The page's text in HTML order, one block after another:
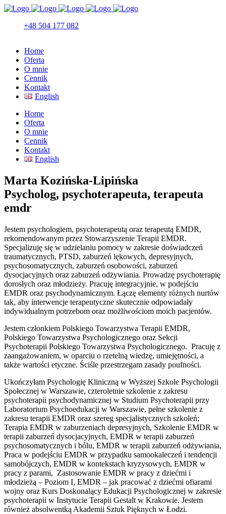
+48 504 177 082
Home
Oferta
O mnie
Cennik
Kontakt
English
Home
Oferta
O mnie
Cennik
Kontakt
English
Marta Kozińska-Lipińska
Psycholog, psychoterapeuta, terapeuta
emdr
Jestem psychologiem, psychoterapeutą oraz terapeutą EMDR,
rekomendowanym przez Stowarzyszenie Terapii EMDR.
Specjalizuję się w udzielaniu pomocy w zakresie doświadczeń
traumatycznych, PTSD, zaburzeń lękowych, depresyjnych,
psychosomatycznych, zaburzeń osobowości, zaburzeń
dysocjacyjnych oraz zaburzeń odżywiania. Prowadzę psychoterapię
dorosłych oraz młodzieży. Pracuję integracyjnie, w podejściu
EMDR oraz psychodynamicznym. Łączę elementy różnych nurtów
tak, aby interwencje terapeutyczne skutecznie odpowiadały
indywidualnym potrzebom oraz możliwościom moich pacjentów.
Jestem członkiem Polskiego Towarzystwa Terapii EMDR,
Polskiego Towarzystwa Psychologicznego oraz Sekcji
Psychoterapii Polskiego Towarzystwa Psychologicznego. Pracuję z
zaangażowaniem, w oparciu o rzetelną wiedzę, umiejętności, a
także wartości etyczne. Ściśle przestrzegam zasady poufności.
Ukończyłam Psychologię Kliniczną w Wyższej Szkole Psychologii
Społecznej w Warszawie, czteroletnie szkolenie z zakresu
psychoterapii psychodynamicznej w Studium Psychoterapii przy
Laboratorium Psychoedukacji w Warszawie, pełne szkolenie z
zakresu terapii EMDR oraz szereg specjalistycznych szkoleń;
Terapia EMDR w zaburzeniach depresyjnych, Szkolenie EMDR w
terapii zaburzeń dysocjacyjnych, EMDR w terapii zaburzeń
psychosomatycznych i bólu, EMDR w terapii zaburzeń odżywiania,
Praca w podejściu EMDR w przypadku samookaleczeń i tendencji
samobójczych, EMDR w kontekstach kryzysowych, EMDR w
pracy z parami, Zastosowanie EMDR w pracy z dziećmi i
młodzieżą – Poziom I, EMDR – jak pracować z dziećmi ofiarami
wojny oraz Kurs Doskonalący Edukacji Psychologicznej w zakresie
psychoterapii w Instytucie Terapii Gestalt w Krakowie. Jestem
również absolwentką Akademii Sztuk Pięknych w Łodzi.